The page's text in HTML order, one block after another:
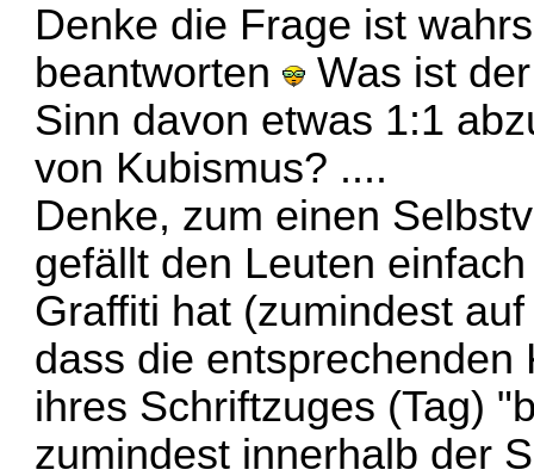
Denke die Frage ist
beantworten
Was ist
Sinn davon etwas 1:1
von Kubismus? ....
Denke, zum einen
gefällt den Leuten
Graffiti hat (zumindest
dass die entsprechenden
ihres Schriftzuges (Tag)
zumindest innerhalb der